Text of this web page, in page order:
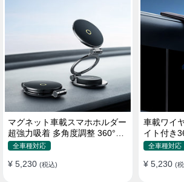
マグネット車載スマホホルダー
超強力吸着 多角度調整 360°回
転な台座 車用ホルダー 折りた
全機種対応
全車種対応
¥ 5,230 (税込)
車載ワイ
イト付き
着ゲル吸
イヤレス
全車種対応
¥ 5,230 (